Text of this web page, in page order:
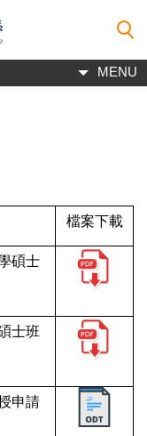
MENU
檔案下載
碩士
士班
申請